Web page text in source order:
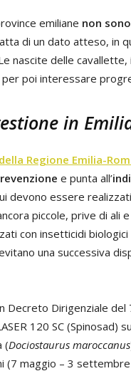
emiliane non
di un dato atteso, in
nascite delle
poi interessare
in
Regione Emilia-
e punta all’
devono essere
piccole, prive di ali
con insetticidi
una successiva
Decreto Dirigenziale
120 SC
(Dociostaurus maroccanus
(7 maggio – 3